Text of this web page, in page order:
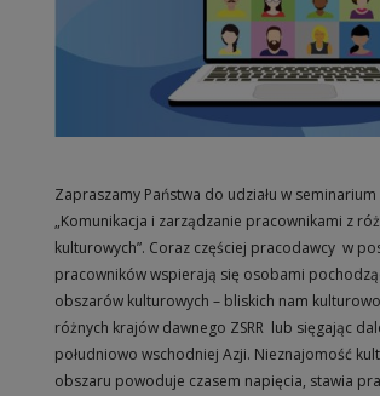
Zapraszamy Państwa do udziału w
„Komunikacja i zarządzanie pracownikami z
kulturowych”. Coraz częściej pracodawcy w
pracowników wspierają się osobami
obszarów kulturowych – bliskich nam
różnych krajów dawnego ZSRR lub sięgając
południowo wschodniej Azji. Nieznajomość
obszaru powoduje czasem napięcia, stawia